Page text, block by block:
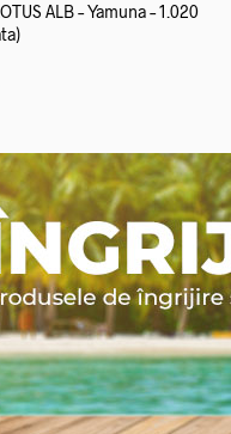
ALB – Yamuna – 1.020